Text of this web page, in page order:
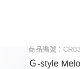
商品編號：
Ｇ-style